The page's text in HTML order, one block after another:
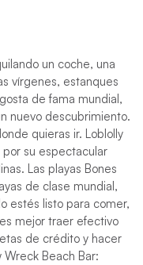
un coche, una
vírgenes, estanques
de fama mundial,
nuevo descubrimiento.
quieras ir. Loblolly
por su espectacular
Las playas Bones
de clase mundial,
estés listo para comer,
mejor traer efectivo
de crédito y hacer
Beach Bar: